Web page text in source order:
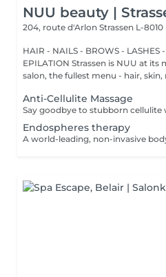
NUU beauty |
204, route d'Arlon Strassen L-8010
HAIR - NAILS - BROWS - LASHES
EPILATION Strassen is NUU at
salon, the fullest menu - hair, skin,
Anti-Cellulite Massage
Endospheres therapy